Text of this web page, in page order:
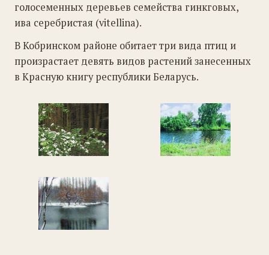
голосеменных деревьев семейства гинкговых,
ива серебристая (vitellina).
В Кобринском районе обитает три вида птиц и
произрастает девять видов растений занесенных
в Красную книгу республики Беларусь.